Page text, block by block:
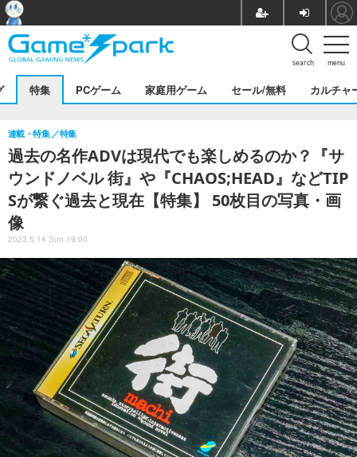
menu
search
特集 PCゲーム 家庭用ゲーム セール/無料 カルチャ
過去の名作ADVは現代でも楽しめるのか？『サ
ウンドノベル 街』や『CHAOS;HEAD』などTIP
Sが繋ぐ過去と現在【特集】 50枚目の写真・画
像
連載・特集 特集
2023.5.14 Sun 19:00